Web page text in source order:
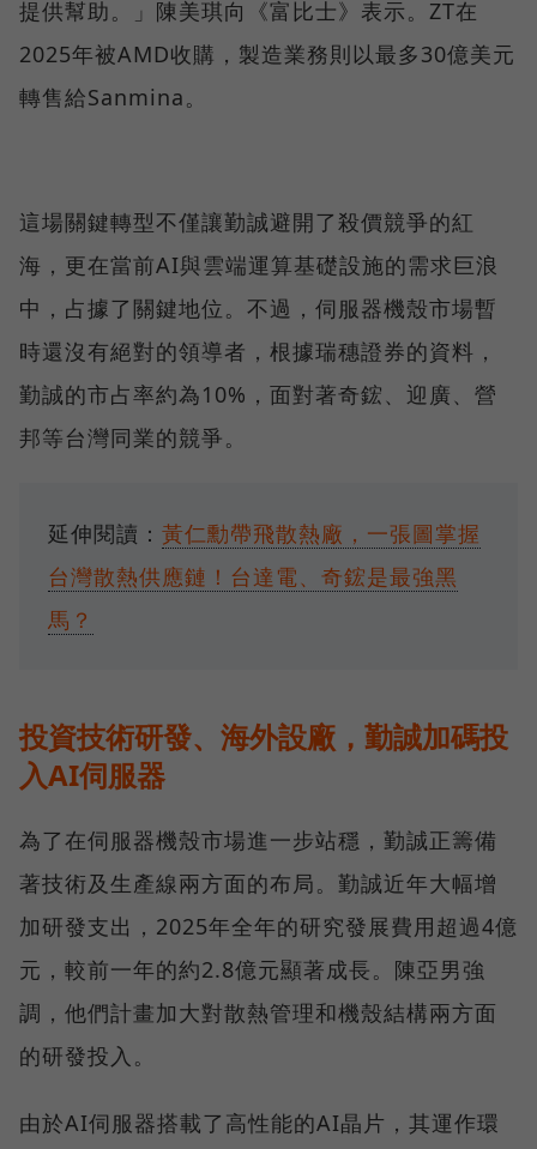
提供幫助。」陳美琪向《富比士》表示。ZT在
2025年被AMD收購，製造業務則以最多30億美元
轉售給Sanmina。
這場關鍵轉型不僅讓勤誠避開了殺價競爭的紅
海，更在當前AI與雲端運算基礎設施的需求巨浪
中，占據了關鍵地位。不過，伺服器機殼市場暫
時還沒有絕對的領導者，根據瑞穗證券的資料，
勤誠的市占率約為10%，面對著奇鋐、迎廣、營
邦等台灣同業的競爭。
延伸閱讀： 黃仁勳帶飛散熱廠，一張圖掌握
台灣散熱供應鏈！台達電、奇鋐是最強黑
馬？
投資技術研發、海外設廠，勤誠加碼投
入AI伺服器
為了在伺服器機殼市場進一步站穩，勤誠正籌備
著技術及生產線兩方面的布局。勤誠近年大幅增
加研發支出，2025年全年的研究發展費用超過4億
元，較前一年的約2.8億元顯著成長。陳亞男強
調，他們計畫加大對散熱管理和機殼結構兩方面
的研發投入。
由於AI伺服器搭載了高性能的AI晶片，其運作環